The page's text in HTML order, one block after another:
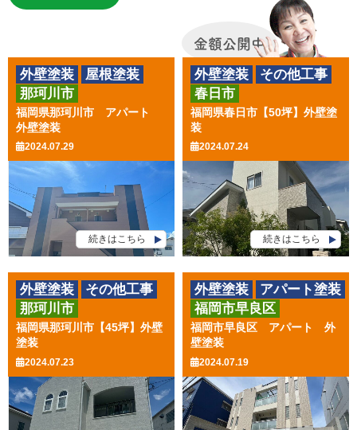
金額公開中
福岡県那珂川市 アパート
外壁塗装
2024.07.29
続きはこちら
外壁塗装
屋根塗装
アパート塗装
那珂川市
福岡県春日市【50坪】外壁塗
装
2024.07.24
続きはこちら
外壁塗装
その他工事
春日市
福岡県那珂川市【45坪】外壁
塗装
2024.07.23
外壁塗装
その他工事
那珂川市
福岡市早良区 アパート 外
壁塗装
2024.07.19
外壁塗装
アパート塗装
その他工事
福岡市早良区